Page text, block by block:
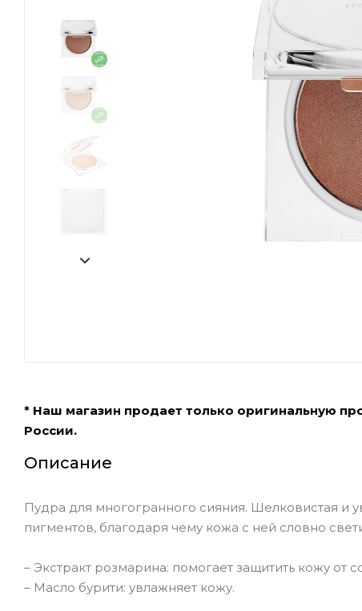
* Наш магазин продает только оригинальную
России.
Описание
Пудра для многогранного сияния. Шелковистая
пигментов, благодаря чему кожа с ней словно
– Экстракт розмарина: помогает защитить кожу от
– Масло бурити: увлажняет кожу.